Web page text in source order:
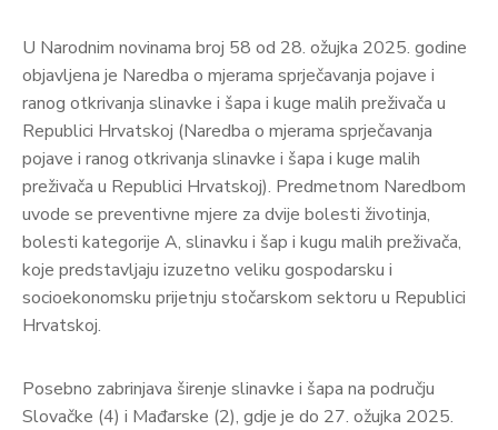
U Narodnim novinama broj 58 od 28. ožujka 2025. godine
objavljena je Naredba o mjerama sprječavanja pojave i
ranog otkrivanja slinavke i šapa i kuge malih preživača u
Republici Hrvatskoj (Naredba o mjerama sprječavanja
pojave i ranog otkrivanja slinavke i šapa i kuge malih
preživača u Republici Hrvatskoj). Predmetnom Naredbom
uvode se preventivne mjere za dvije bolesti životinja,
bolesti kategorije A, slinavku i šap i kugu malih preživača,
koje predstavljaju izuzetno veliku gospodarsku i
socioekonomsku prijetnju stočarskom sektoru u Republici
Hrvatskoj.
Posebno zabrinjava širenje slinavke i šapa na području
Slovačke (4) i Mađarske (2), gdje je do 27. ožujka 2025.